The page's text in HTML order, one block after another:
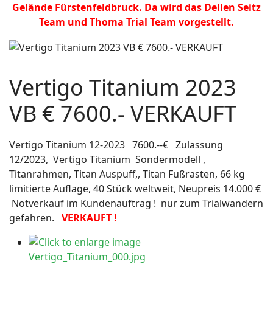
Gelände Fürstenfeldbruck. Da wird das Dellen Seitz
Team und Thoma Trial Team vorgestellt.
Vertigo Titanium 2023
VB € 7600.- VERKAUFT
Vertigo Titanium 12-2023 7600.--€ Zulassung
12/2023, Vertigo Titanium Sondermodell ,
Titanrahmen, Titan Auspuff,, Titan Fußrasten, 66 kg
limitierte Auflage, 40 Stück weltweit, Neupreis 14.000 €
Notverkauf im Kundenauftrag ! nur zum Trialwandern
gefahren. VERKAUFT !